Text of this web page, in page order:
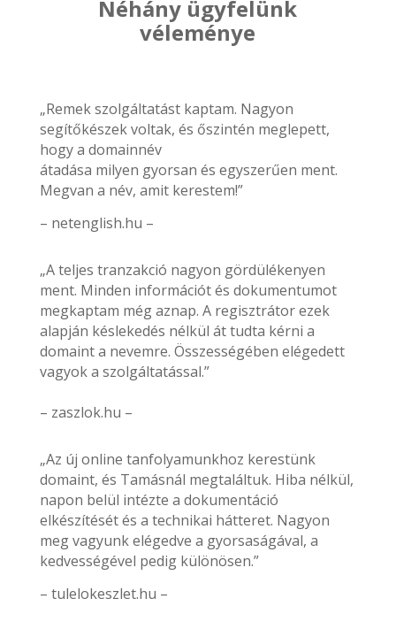
Néhány ügyfelünk
véleménye
„Remek szolgáltatást kaptam. Nagyon
segítőkészek voltak, és őszintén meglepett,
hogy a domainnév
átadása milyen gyorsan és egyszerűen ment.
Megvan a név, amit kerestem!”
– netenglish.hu –
„A teljes tranzakció nagyon gördülékenyen
ment. Minden információt és dokumentumot
megkaptam még aznap. A regisztrátor ezek
alapján késlekedés nélkül át tudta kérni a
domaint a nevemre. Összességében elégedett
vagyok a szolgáltatással.”
– zaszlok.hu –
„Az új online tanfolyamunkhoz kerestünk
domaint, és Tamásnál megtaláltuk. Hiba nélkül,
napon belül intézte a dokumentáció
elkészítését és a technikai hátteret. Nagyon
meg vagyunk elégedve a gyorsaságával, a
kedvességével pedig különösen.”
– tulelokeszlet.hu –